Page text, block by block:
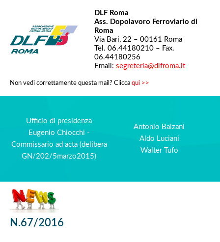
DLF Roma
Ass. Dopolavoro Ferroviario di
Roma
Via Bari, 22 – 00161 Roma
Tel. 06.44180210 – Fax.
06.44180256
Email: segreteria@dlfroma.it
Non vedi correttamente questa mail? Clicca qui >>
Ufficio di presidenza
Eugenio Chiocchi -
Commissario ad acta (delibera
GN/202/5marzo2015)
Antonio Balzani
Aldo Luciani
Walter Tufo
N.67/2016